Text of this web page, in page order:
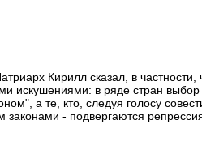
Кирилл сказал, в частности,
искушениями: в ряде стран выбор
а те, кто, следуя голосу
- подвергаются